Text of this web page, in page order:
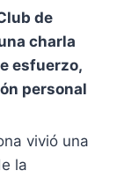
de
charla
esfuerzo,
personal
vivió una
la